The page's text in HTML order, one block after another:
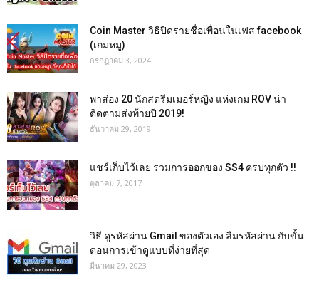
Coin Master วิธีปิดรายชื่อเพื่อนในเฟส facebook
(เกมหมู)
กรกฎาคม 3, 2024
พาส่อง 20 นักสตรีมเมอร์หญิง แห่งเกม ROV น่า
ติดตามส่งท้ายปี 2019!
ธันวาคม 29, 2019
แชร์เก็บไว้เลย รวมการออกของ SS4 ครบทุกตัว !!
ตุลาคม 7, 2017
วิธี ดูรหัสผ่าน Gmail ของตัวเอง ลืมรหัสผ่าน กับขั้น
ตอนการเข้าดูแบบที่ง่ายที่สุด
มีนาคม 29, 2023